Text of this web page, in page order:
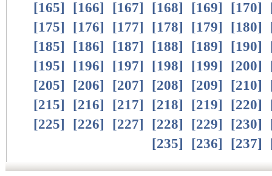
[165] [166] [167] [168] [169] [170]
[175] [176] [177] [178] [179] [180]
[185] [186] [187] [188] [189] [190]
[195] [196] [197] [198] [199] [200]
[205] [206] [207] [208] [209] [210]
[215] [216] [217] [218] [219] [220]
[225] [226] [227] [228] [229] [230]
[235] [236] [237]